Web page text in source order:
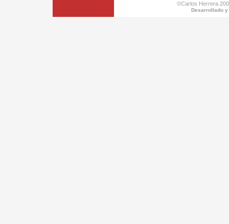
©Carlos Herrera
Desarrollado